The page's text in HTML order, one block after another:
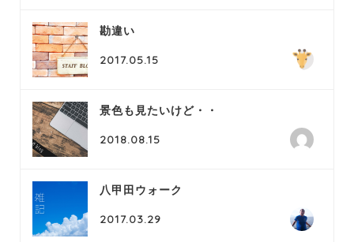
勘違い
2017.05.15
景色も見たいけど・・
2018.08.15
八甲田ウォーク
2017.03.29